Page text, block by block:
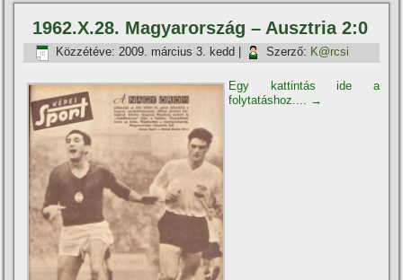
1962.X.28. Magyarország – Ausztria 2:0
Közzétéve: 2009. március 3. kedd Szerző: K@rcsi
Egy kattintás ide a
folytatáshoz....
→